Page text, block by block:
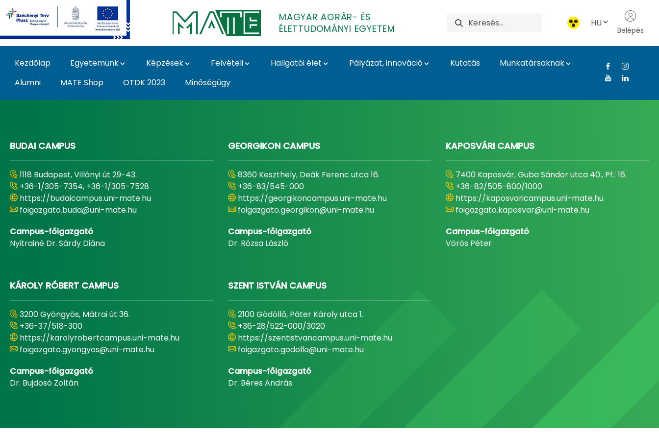
Ugrás a fő tartalomhoz
MAGYAR AGRÁR- ÉS
ÉLETTUDOMÁNYI EGYETEM
HU
Belépés
Kezdőlap Egyetemünk Képzések Felvételi Hallgatói élet Pályázat, innováció Kutatás
Munkatársaknak
Alumni
MATE Shop OTDK 2023 Minőségügy
BUDAI CAMPUS
1118 Budapest, Villányi út 29-43.
+36-1/305-7354, +36-1/305-7528
https://budaicampus.uni-mate.hu
foigazgato.buda@uni-mate.hu
Campus-főigazgató
Nyitrainé Dr. Sárdy Diána
GEORGIKON CAMPUS
8360 Keszthely, Deák Ferenc utca 16.
+36-83/545-000
https://georgikoncampus.uni-mate.hu
foigazgato.georgikon@uni-mate.hu
Campus-főigazgató
Dr. Rózsa László
KAPOSVÁRI CAMPUS
7400 Kaposvár, Guba Sándor utca 40., Pf.: 16.
+36-82/505-800/1000
https://kaposvaricampus.uni-mate.hu
foigazgato.kaposvar@uni-mate.hu
Campus-főigazgató
Vörös Péter
KÁROLY RÓBERT CAMPUS
3200 Gyöngyös, Mátrai út 36.
+36-37/518-300
https://karolyrobertcampus.uni-mate.hu
foigazgato.gyongyos@uni-mate.hu
Campus-főigazgató
Dr. Bujdosó Zoltán
SZENT ISTVÁN CAMPUS
2100 Gödöllő, Páter Károly utca 1.
+36-28/522-000/3020
https://szentistvancampus.uni-mate.hu
foigazgato.godollo@uni-mate.hu
Campus-főigazgató
Dr. Béres András